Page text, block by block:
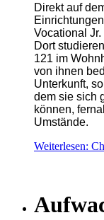
Direkt auf
Vocational
Dort
121 im
von ihnen
Unterkunft,
dem sie sich
können,
Umstände.
Weiterlesen: